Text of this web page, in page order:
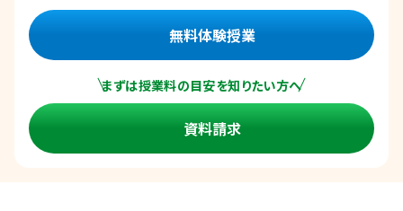
無料体験授業
まずは授業料の目安を知りたい方へ
資料請求